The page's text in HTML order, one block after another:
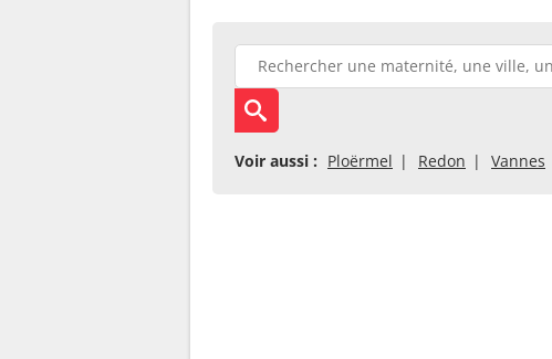
Voir aussi : Ploërmel Redon Vannes